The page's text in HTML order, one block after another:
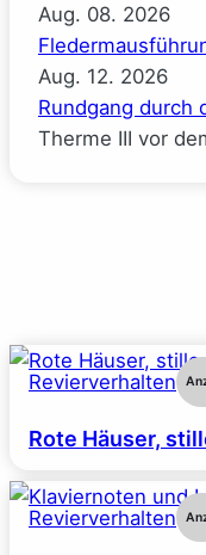
Aug. 08. 2026
Aug. 12. 2026
Rundgang durch
Therme III vor
Revierverhalten
Rote Häuser,
Revierverhalten